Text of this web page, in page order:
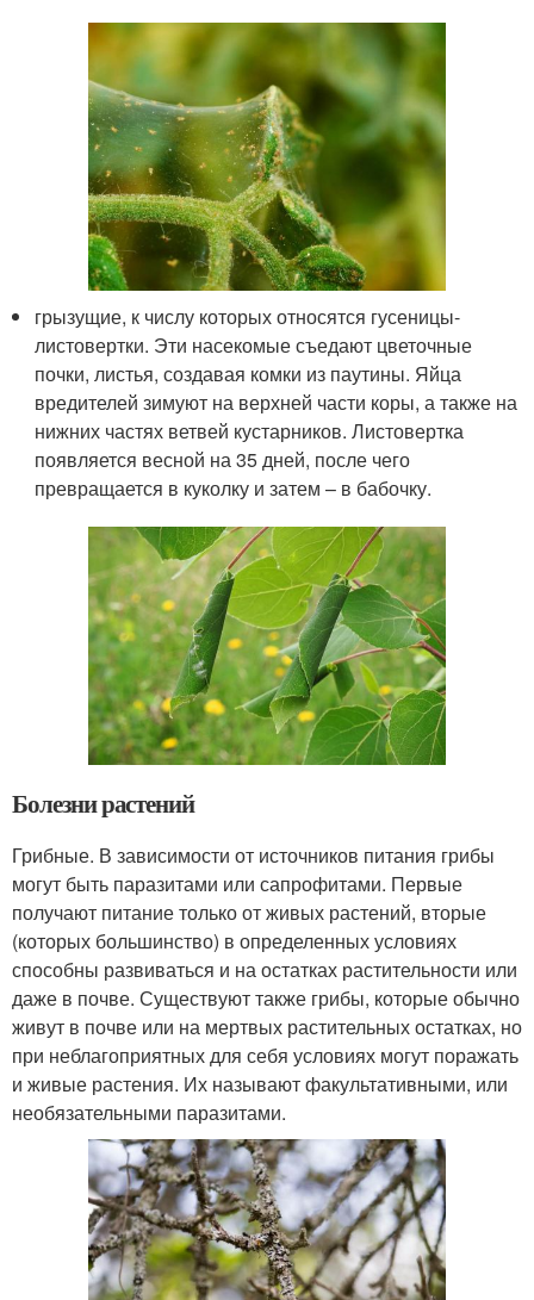
грызущие, к числу которых относятся гусеницы-
листовертки. Эти насекомые съедают цветочные
почки, листья, создавая комки из паутины. Яйца
вредителей зимуют на верхней части коры, а также на
нижних частях ветвей кустарников. Листовертка
появляется весной на 35 дней, после чего
превращается в куколку и затем – в бабочку.
Болезни растений
Грибные. В зависимости от источников питания грибы
могут быть паразитами или сапрофитами. Первые
получают питание только от живых растений, вторые
(которых большинство) в определенных условиях
способны развиваться и на остатках растительности или
даже в почве. Существуют также грибы, которые обычно
живут в почве или на мертвых растительных остатках, но
при неблагоприятных для себя условиях могут поражать
и живые растения. Их называют факультативными, или
необязательными паразитами.